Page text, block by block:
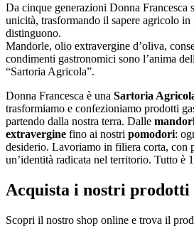
Da cinque generazioni Donna Francesca
unicità, trasformando il sapere agricolo in
distinguono.
Mandorle, olio extravergine d’oliva,
condimenti gastronomici sono l’anima
“Sartoria Agricola”.
Donna Francesca è una Sartoria
trasformiamo e confezioniamo prodotti
partendo dalla nostra terra. Dalle
extravergine fino ai nostri pomodori:
desiderio. Lavoriamo in filiera corta, con
un’identità radicata nel territorio. Tutto è
Acquista i nostri prodotti
Scopri il nostro shop online e trova il